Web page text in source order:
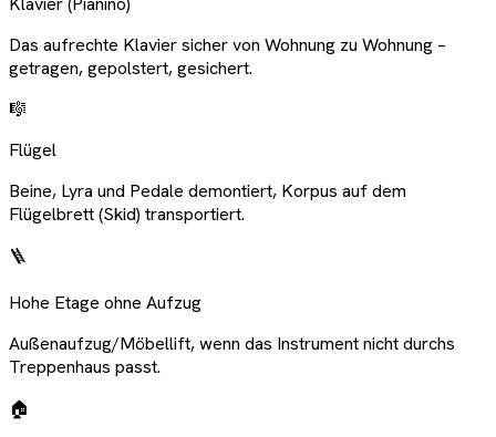
Das aufrechte Klavier sicher von Wohnung zu Wohnung –
getragen, gepolstert, gesichert.
🎼
Flügel
Beine, Lyra und Pedale demontiert, Korpus auf dem
Flügelbrett (Skid) transportiert.
🪜
Hohe Etage ohne Aufzug
Außenaufzug/Möbellift, wenn das Instrument nicht durchs
Treppenhaus passt.
🏠